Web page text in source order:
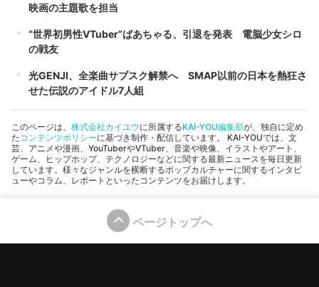
映画の主題歌を担当
“世界初男性VTuber”ばあちゃる、引退を発表 電脳少女シロ
の戦友
光GENJI、全楽曲サブスク解禁へ SMAP以前の日本を熱狂さ
せた伝説のアイドル7人組
このページは、 株式会社カイユウに所属するKAI-YOU編集部が、独自に定め
た コンテンツポリシーに基づき制作・配信しています。 KAI-YOUでは、文
芸、アニメや漫画、YouTuberやVTuber、音楽や映像、イラストやアート、
ゲーム、ヒップホップ、テクノロジーなどに関する最新ニュースを毎日更新
しています。様々なジャンルを横断するポップカルチャーに関するインタビ
ューやコラム、レポートといったコンテンツをお届けします。
ページトップへ